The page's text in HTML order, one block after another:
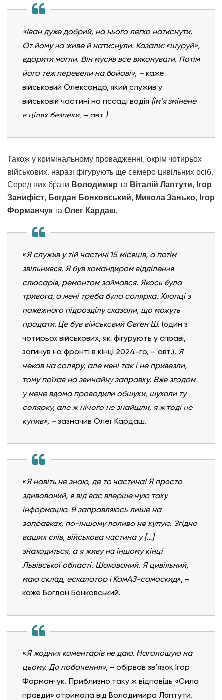
«Іван дуже добрий, на нього легко натиснути.
От йому на живе й натиснули. Казали: «шуруй»,
вдарити могли. Він мусив все виконувати. Потім
його теж перевели на бойові», –каже
військовий Олександр, який служив у
військовій частині на посаді водія (ім’я змінене
в цілях безпеки, – авт.).
Також у кримінальному провадженні, окрім чотирьох
військових, наразі фігурують ще семеро цивільних осіб.
Серед них брати Володимир та Віталій Лаптути, Ігор
Занифіст, Богдан Бонковський, Микола Занько, Ігор
Форманчук та Олег Кардаш.
«Я служив у тій частині 15 місяців, а потім
звільнився. Я був командиром відділення
слюсарів, ремонтом займався. Якось була
тривога, а мені треба була солярка. Хлопці з
пожежного підрозділу сказали, що можуть
продати. Це був військовий Євген Ш. (один з
чотирьох військових, які фігурують у справі,
загинув на фронті в кінці 2024-го, – авт.). Я
чекав на соляру, але мені так і не привезли,
тому поїхав на звичайну заправку. Вже згодом
у мене вдома проводили обшуки, шукали ту
солярку, але ж нічого не знайшли, я ж тоді не
купив», –зазначив Олег Кардаш.
«Я навіть не знаю, де та частина! Я просто
здивований, я від вас вперше чую таку
інформацію. Я заправляюсь лише на
заправках, по-іншому паливо не купую. Згідно
ваших слів, військова частина у […]
знаходиться, а я живу на іншому кінці
Львівської області. Шокований. Я цивільний,
маю склад, ескалатор і КамАЗ-самоскид», –
каже Богдан Бонковський.
«Я жодних коментарів не даю. Наголошую на
цьому. До побачення», – обірвав зв’язок Ігор
Форманчук. Приблизно таку ж відповідь «Сила
правди» отримала від Володимира Лаптути.